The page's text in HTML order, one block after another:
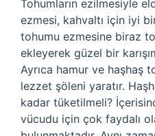
Tohumların ezilmesiyle
ezmesi, kahvaltı için iyi
tohumu ezmesine biraz
ekleyerek güzel bir
Ayrıca hamur ve haşhaş
lezzet şöleni yaratır.
kadar tüketilmeli?
vücudu için çok faydalı